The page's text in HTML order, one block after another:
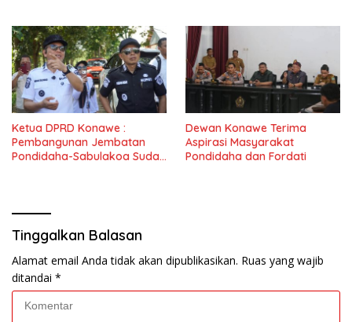
Ketua DPRD Konawe :
Pembangunan Jembatan
Pondidaha-Sabulakoa Sudah
Dewan Konawe Terima
Aspirasi Masyarakat
Pondidaha dan Fordati
Tinggalkan Balasan
Alamat email Anda tidak akan dipublikasikan. Ruas yang wajib
ditandai *